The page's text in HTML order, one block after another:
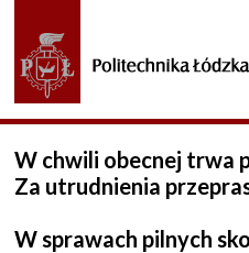
W chwili obecnej trwa
Za utrudnienia
W sprawach pilnych